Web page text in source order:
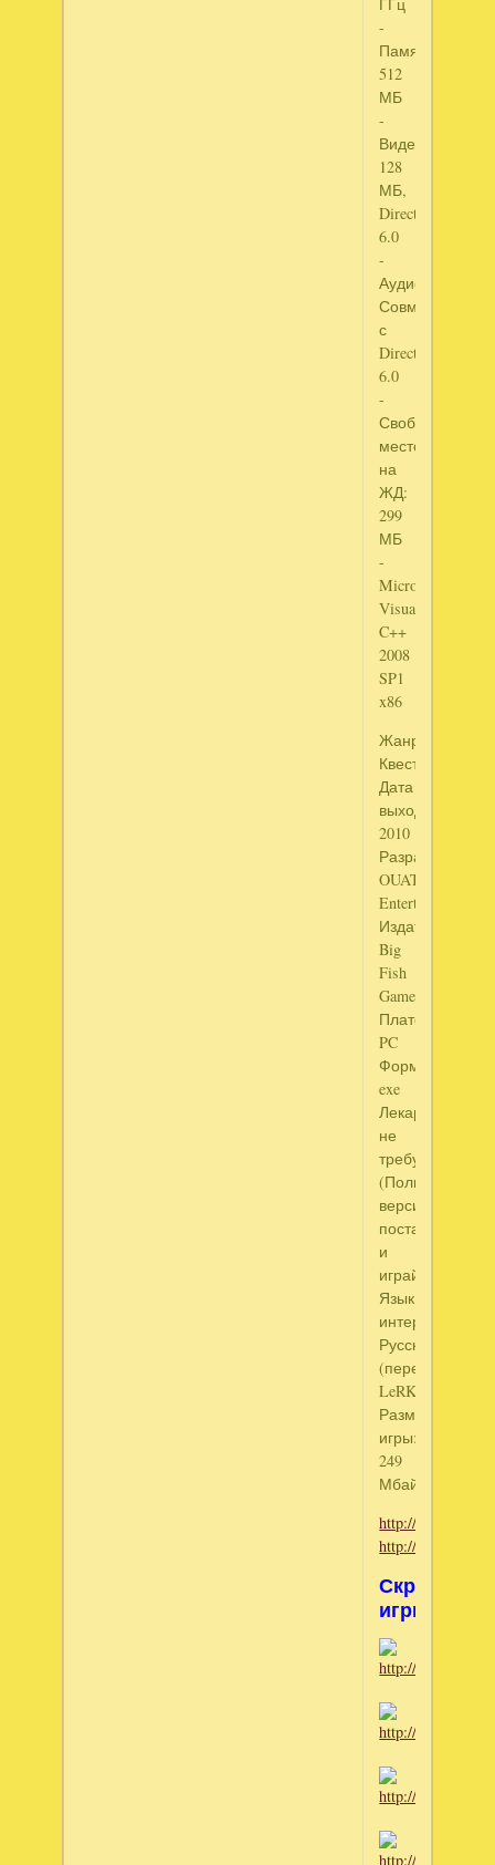
-
Память:
512
МБ
-
Видеокарта:
128
МБ,
DirectX
6.0
-
Аудиокарта:
Совместимая
с
DirectX
6.0
-
Свободное
место
на
ЖД:
299
МБ
-
Microsoft
Visual
C++
2008
SP1
x86
Жанр:
Квест
Дата
выхода:
2010
Разработчик:
OUAT
Entertainment
Издатель:
Big
Fish
Games
Платформа:
PC
Формат:
exe
Лекарство:
не
требуется
(Полная
версия
поставь
и
играй)
Язык
интерфейса:
Русский
(перевод
LeRKo)
Размер
игры:
249
Мбайт
http://
http://
Скриншоты
игры: